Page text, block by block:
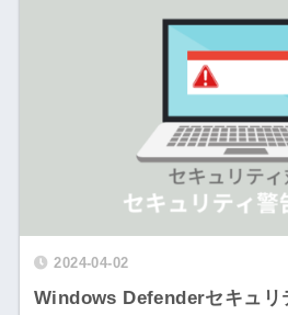
2024-04-02
Windows Defenderセキュリ